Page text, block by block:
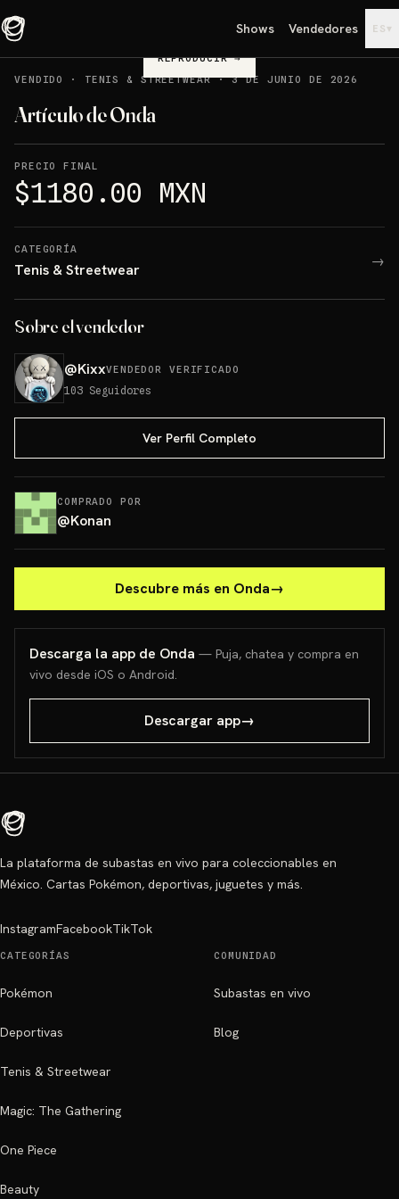
Shows Vendedores ES ▾
REPRODUCIR→
VENDIDO
· TENIS & STREETWEAR·3 DE JUNIO DE 2026
Artículo de Onda
PRECIO FINAL
$1180.00 MXN
CATEGORÍA
Tenis & Streetwear →
Sobre el vendedor
@KixxVENDEDOR VERIFICADO
103 Seguidores
Ver Perfil Completo
COMPRADO POR
@Konan
Descubre más en Onda→
Descarga la app de Onda — Puja, chatea y compra en
vivo desde iOS o Android.
Descargar app→
La plataforma de subastas en vivo para coleccionables en
México. Cartas Pokémon, deportivas, juguetes y más.
InstagramFacebookTikTok
CATEGORÍAS
Pokémon
Deportivas
Tenis & Streetwear
Magic: The Gathering
One Piece
Beauty
COMUNIDAD
Subastas en vivo
Blog